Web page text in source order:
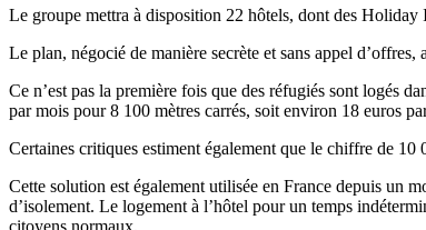
Le groupe mettra à disposition 22 hôtels, dont des Holiday
Le plan, négocié de manière secrète et sans appel
Ce n’est pas la première fois que des réfugiés sont logés
par mois pour 8 100 mètres carrés, soit environ 18 euros
Certaines critiques estiment également que le chiffre de
Cette solution est également utilisée en France depuis un
d’isolement. Le logement à l’hôtel pour un temps